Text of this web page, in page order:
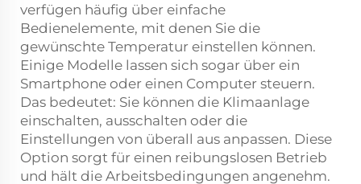
verfügen häufig über einfache
Bedienelemente, mit denen Sie die
gewünschte Temperatur einstellen können.
Einige Modelle lassen sich sogar über ein
Smartphone oder einen Computer steuern.
Das bedeutet: Sie können die Klimaanlage
einschalten, ausschalten oder die
Einstellungen von überall aus anpassen. Diese
Option sorgt für einen reibungslosen Betrieb
und hält die Arbeitsbedingungen angenehm.